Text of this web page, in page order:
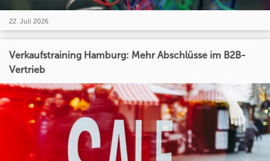
22. Juli 2026
Verkaufstraining Hamburg: Mehr Abschlüsse im B2B-
Vertrieb